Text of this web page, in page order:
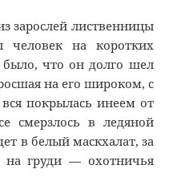
зарослей лиственницы
на коротких
что он долго шел
на его широком, с
покрылась инеем от
смерзлось в ледяной
в белый маскхалат, за
на груди — охотничья